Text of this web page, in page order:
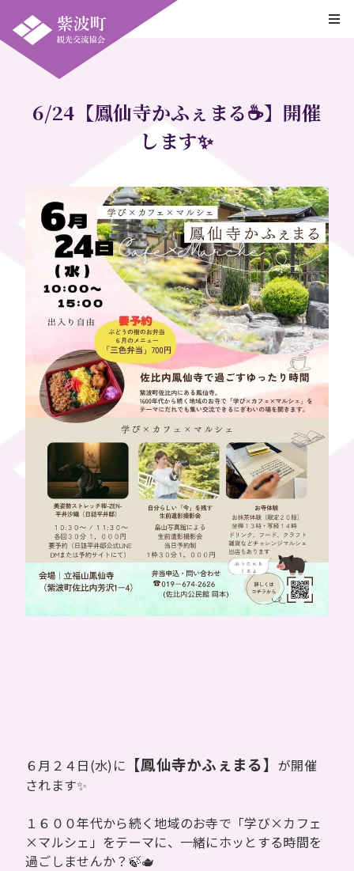
6/24【鳳仙寺かふぇまる☕】開催
します✨
６月２４日(水)に 【鳳仙寺かふぇまる】が開催
されます✨
１６００年代から続く地域のお寺で「学び×カフェ
×マルシェ」をテーマに、一緒にホッとする時間を
過ごしませんか？🍃🫖